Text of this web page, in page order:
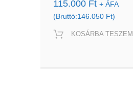
115.000 Ft + ÁFA
(Bruttó:146.050 Ft)
KOSÁRBA TESZEM